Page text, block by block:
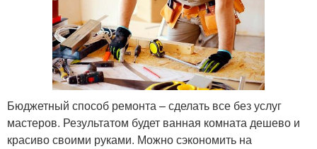
Бюджетный способ ремонта – сделать все без услуг
мастеров. Результатом будет ванная комната дешево и
красиво своими руками. Можно сэкономить на